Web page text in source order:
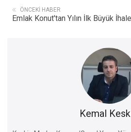
ÖNCEKI HABER
Emlak Konut'tan Yılın İlk Büyük
Kemal